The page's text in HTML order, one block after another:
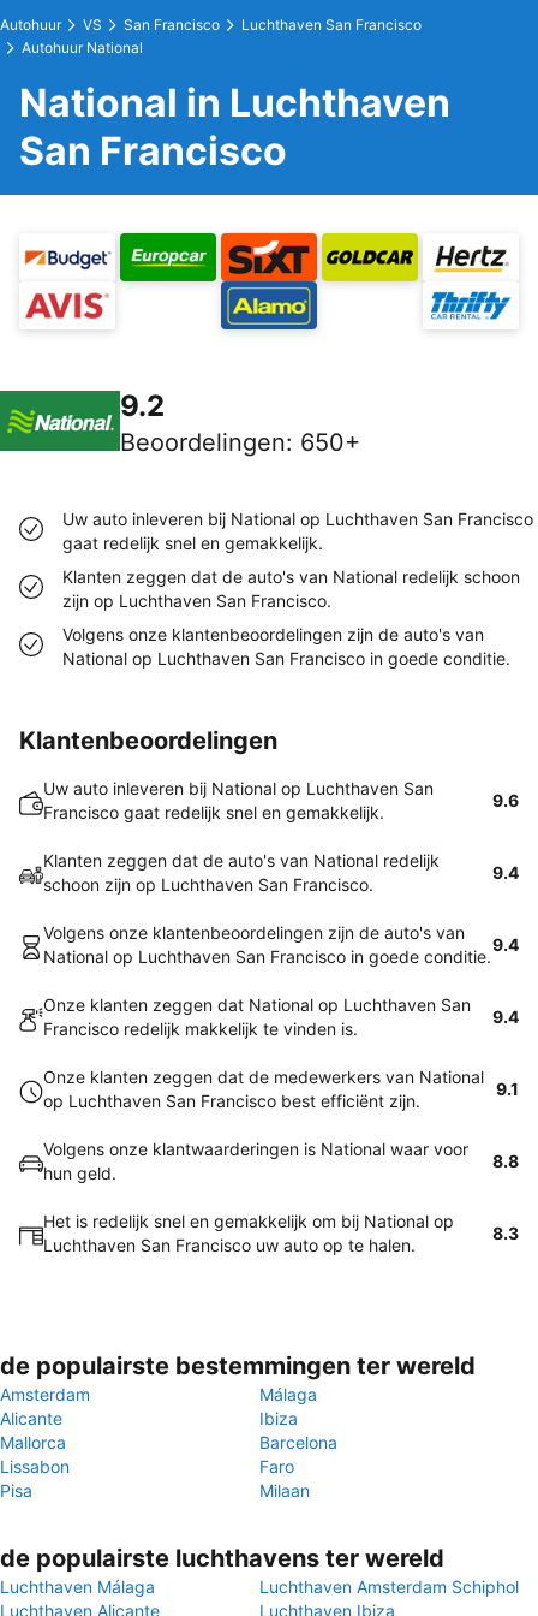
Autohuur VS San Francisco
Luchthaven San Francisco
Autohuur National
National in Luchthaven
San Francisco
9.2
Beoordelingen: 650+
Uw auto inleveren bij National op Luchthaven San Francisco
gaat redelijk snel en gemakkelijk.
Klanten zeggen dat de auto's van National redelijk schoon
zijn op Luchthaven San Francisco.
Volgens onze klantenbeoordelingen zijn de auto's van
National op Luchthaven San Francisco in goede conditie.
Klantenbeoordelingen
Uw auto inleveren bij National op Luchthaven San
Francisco gaat redelijk snel en gemakkelijk.
9.6
Klanten zeggen dat de auto's van National redelijk
schoon zijn op Luchthaven San Francisco.
9.4
Volgens onze klantenbeoordelingen zijn de auto's van
National op Luchthaven San Francisco in goede conditie.
9.4
Onze klanten zeggen dat National op Luchthaven San
Francisco redelijk makkelijk te vinden is.
9.4
Onze klanten zeggen dat de medewerkers van National
op Luchthaven San Francisco best efficiënt zijn.
9.1
Volgens onze klantwaarderingen is National waar voor
hun geld.
8.8
Het is redelijk snel en gemakkelijk om bij National op
Luchthaven San Francisco uw auto op te halen.
8.3
de populairste bestemmingen ter wereld
Amsterdam
Málaga
Alicante
Ibiza
Mallorca
Barcelona
Lissabon
Faro
Pisa
Milaan
de populairste luchthavens ter wereld
Luchthaven Málaga
Luchthaven Amsterdam Schiphol
Luchthaven Alicante
Luchthaven Ibiza